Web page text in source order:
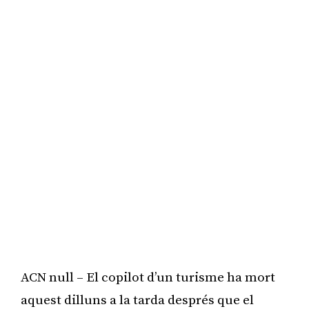
ACN null – El copilot d’un turisme ha mort
aquest dilluns a la tarda després que el